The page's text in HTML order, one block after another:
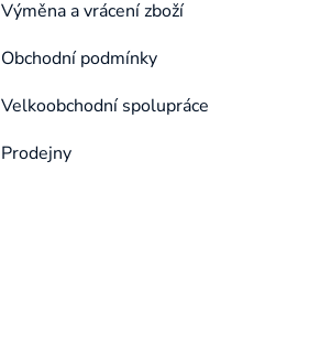
Výměna a vrácení zboží
Obchodní podmínky
Velkoobchodní spolupráce
Prodejny